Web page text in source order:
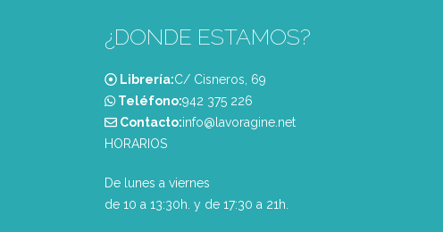
¿DONDE ESTAMOS?
Librería:C/ Cisneros, 69
Teléfono:‭942 375 226‬
Contacto:info@lavoragine.net
HORARIOS
De lunes a viernes
de 10 a 13:30h. y de 17:30 a 21h.